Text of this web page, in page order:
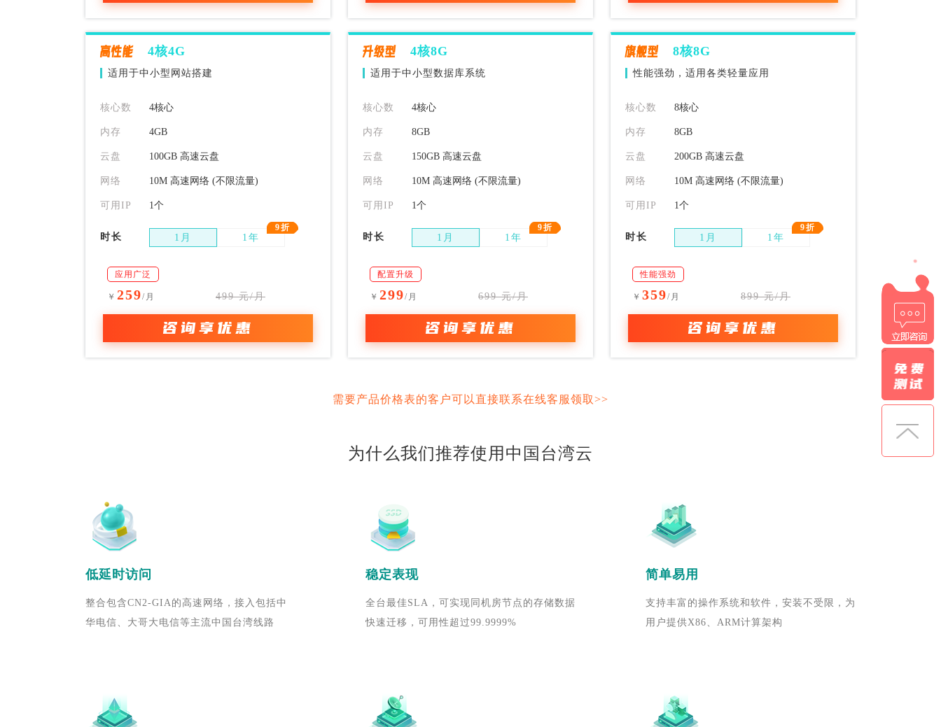
高性能 4核4G
适用于中小型网站搭建
核心数 4核心
内存 4GB
云盘 100GB 高速云盘
网络 10M 高速网络 (不限流量)
可用IP 1个
时长 1月 1年
9折
应用广泛
￥ 259/月 499 元/月
咨询享优惠
升级型 4核8G
适用于中小型数据库系统
核心数 4核心
内存 8GB
云盘 150GB 高速云盘
网络 10M 高速网络 (不限流量)
可用IP 1个
时长 1月 1年
9折
配置升级
￥ 299/月 699 元/月
咨询享优惠
旗舰型 8核8G
性能强劲，适用各类轻量应用
核心数 8核心
内存 8GB
云盘 200GB 高速云盘
网络 10M 高速网络 (不限流量)
可用IP 1个
时长 1月 1年
9折
性能强劲
￥ 359/月 899 元/月
咨询享优惠
需要产品价格表的客户可以直接联系在线客服领取>>
为什么我们推荐使用中国台湾云
低延时访问
整合包含CN2-GIA的高速网络，接入包括中
华电信、大哥大电信等主流中国台湾线路
稳定表现
全台最佳SLA，可实现同机房节点的存储数据
快速迁移，可用性超过99.9999%
简单易用
支持丰富的操作系统和软件，安装不受限，为
用户提供X86、ARM计算架构